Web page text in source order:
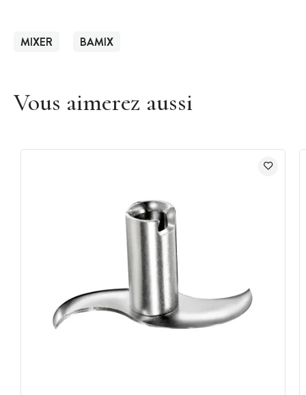
MIXER BAMIX
Vous aimerez aussi